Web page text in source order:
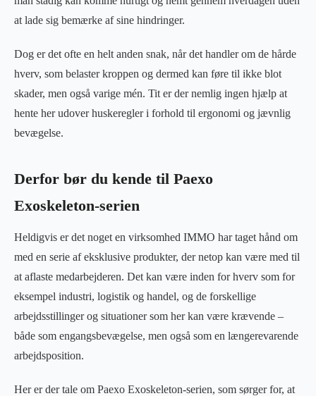
at lade sig bemærke af sine hindringer.
Dog er det ofte en helt anden snak, når det handler om de hårde
hverv, som belaster kroppen og dermed kan føre til ikke blot
skader, men også varige mén. Tit er der nemlig ingen hjælp at
hente her udover huskeregler i forhold til ergonomi og jævnlig
bevægelse.
Derfor bør du kende til Paexo
Exoskeleton-serien
Heldigvis er det noget en virksomhed IMMO har taget hånd om
med en serie af eksklusive produkter, der netop kan være med til
at aflaste medarbejderen. Det kan være inden for hverv som for
eksempel industri, logistik og handel, og de forskellige
arbejdsstillinger og situationer som her kan være krævende –
både som engangsbevægelse, men også som en længerevarende
arbejdsposition.
Her er der tale om Paexo Exoskeleton-serien, som sørger for, at